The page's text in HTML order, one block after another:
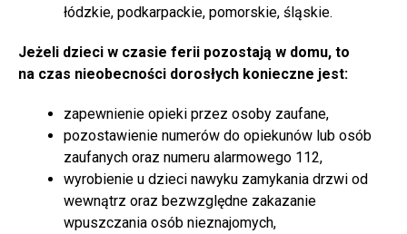
łódzkie, podkarpackie, pomorskie, śląskie.
Jeżeli dzieci w czasie ferii pozostają w domu, to
na czas nieobecności dorosłych konieczne jest:
zapewnienie opieki przez osoby zaufane,
pozostawienie numerów do opiekunów lub osób
zaufanych oraz numeru alarmowego 112,
wyrobienie u dzieci nawyku zamykania drzwi od
wewnątrz oraz bezwzględne zakazanie
wpuszczania osób nieznajomych,